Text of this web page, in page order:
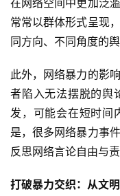
在网络空间中更加泛
常常以群体形式呈现
同方向、不同角度的
此外，网络暴力的影
者陷入无法摆脱的舆
发，可能会在短时间
是，很多网络暴力事
反思网络言论自由与责
打破暴力交织：从文